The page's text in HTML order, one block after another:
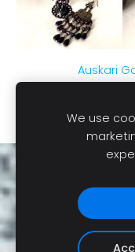
Auskari
We use